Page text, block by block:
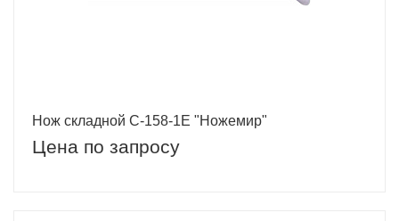
Нож складной C-158-1E "Ножемир"
Цена по запросу